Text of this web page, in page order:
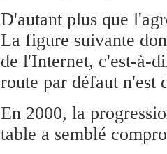
D'autant plus que
La figure suivante
de l'Internet, c'est-à-
route par défaut n'est
En 2000, la
table a semblé